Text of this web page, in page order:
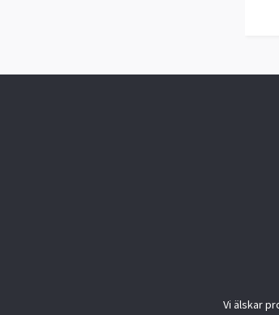
Vi älskar